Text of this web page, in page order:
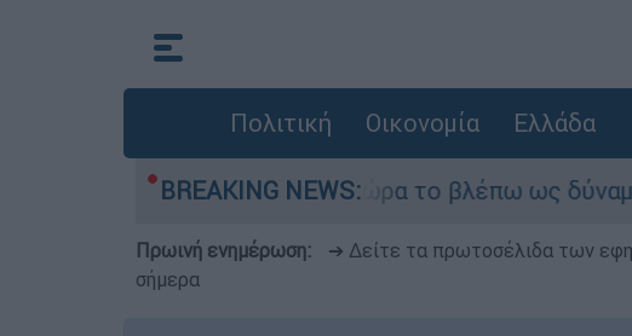
Πολιτική Οικονομία Ελλάδα
BREAKING NEWS:
αδυναμία, τώρα το βλέπω ως δύναμη»
Πρωινή ενημέρωση: ➔ Δείτε τα πρωτοσέλιδα των
σήμερα